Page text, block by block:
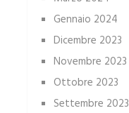
Gennaio 2024
Dicembre 2023
Novembre 2023
Ottobre 2023
Settembre 2023